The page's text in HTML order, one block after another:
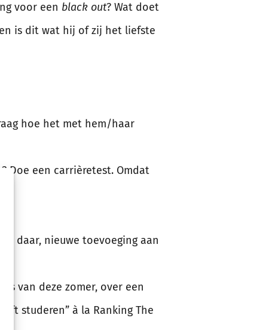
voor een black out? Wat doet
is dit wat hij of zij het liefste
hoe het met hem/haar
Doe een carrièretest. Omdat
daar, nieuwe toevoeging aan
van deze zomer, over een
studeren” à la Ranking The